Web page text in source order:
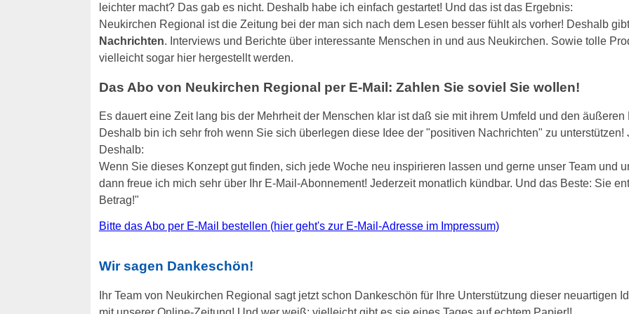
leichter macht? Das gab es nicht. Deshalb habe ich einfach gestartet! Und das ist das Ergebnis:
Neukirchen Regional ist die Zeitung bei der man sich nach dem Lesen besser fühlt als vorher! Deshalb
Nachrichten. Interviews und Berichte über interessante Menschen in und aus Neukirchen. Sowie tolle
vielleicht sogar hier hergestellt werden.
Das Abo von Neukirchen Regional per E-Mail: Zahlen Sie soviel Sie wollen!
Es dauert eine Zeit lang bis der Mehrheit der Menschen klar ist daß sie mit ihrem Umfeld und den
Deshalb bin ich sehr froh wenn Sie sich überlegen diese Idee der "positiven Nachrichten" zu unterstützen!
Deshalb:
Wenn Sie dieses Konzept gut finden, sich jede Woche neu inspirieren lassen und gerne unser Team und
dann freue ich mich sehr über Ihr E-Mail-Abonnement! Jederzeit monatlich kündbar. Und das Beste: Sie
Betrag!"
Bitte das Abo per E-Mail bestellen (hier geht's zur E-Mail-Adresse im Impressum)
Wir sagen Dankeschön!
Ihr Team von Neukirchen Regional sagt jetzt schon Dankeschön für Ihre Unterstützung dieser neuartigen